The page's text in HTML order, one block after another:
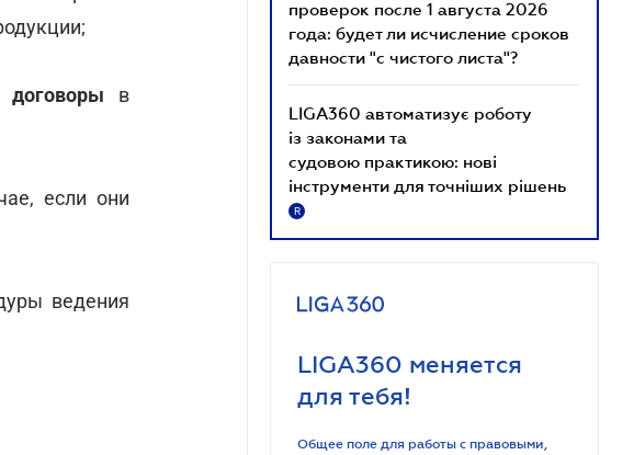
договоры в
если они
ведения
проверок после 1 августа 2026
года: будет ли исчисление сроков
давности "с чистого листа"?
LIGA360 автоматизує роботу
із законами та
судовою практикою: нові
інструменти для точніших рішень
R
LIGA360 меняется
для тебя!
Общее поле для работы с правовыми,